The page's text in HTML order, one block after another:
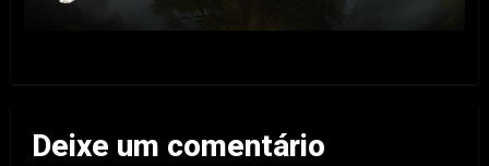
Deixe um comentário